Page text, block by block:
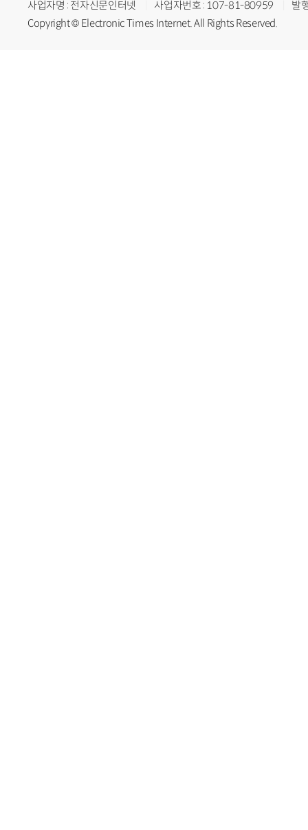
사업자명 : 전자신문인터넷
사업자번호 : 107-81-80959
발
Copyright © Electronic Times Internet. All Rights Reserved.